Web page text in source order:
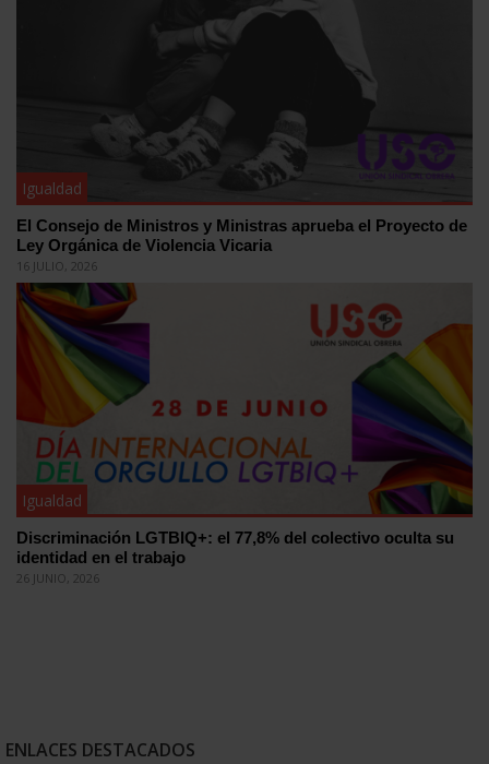
Igualdad
El Consejo de Ministros y Ministras aprueba el Proyecto de
Ley Orgánica de Violencia Vicaria
16 JULIO, 2026
Igualdad
Discriminación LGTBIQ+: el 77,8% del colectivo oculta su
identidad en el trabajo
26 JUNIO, 2026
ENLACES DESTACADOS